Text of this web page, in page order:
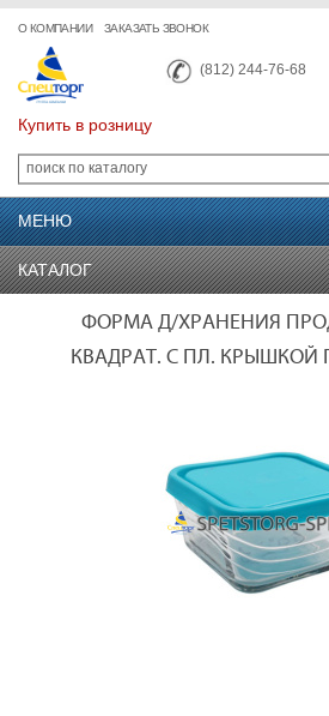
О КОМПАНИИ ЗАКАЗАТЬ ЗВОНОК
(812) 244-76-68
Купить в розницу
МЕНЮ
КАТАЛОГ
ФОРМА Д/ХРАНЕНИЯ
КВАДРАТ. С ПЛ. КРЫШКОЙ